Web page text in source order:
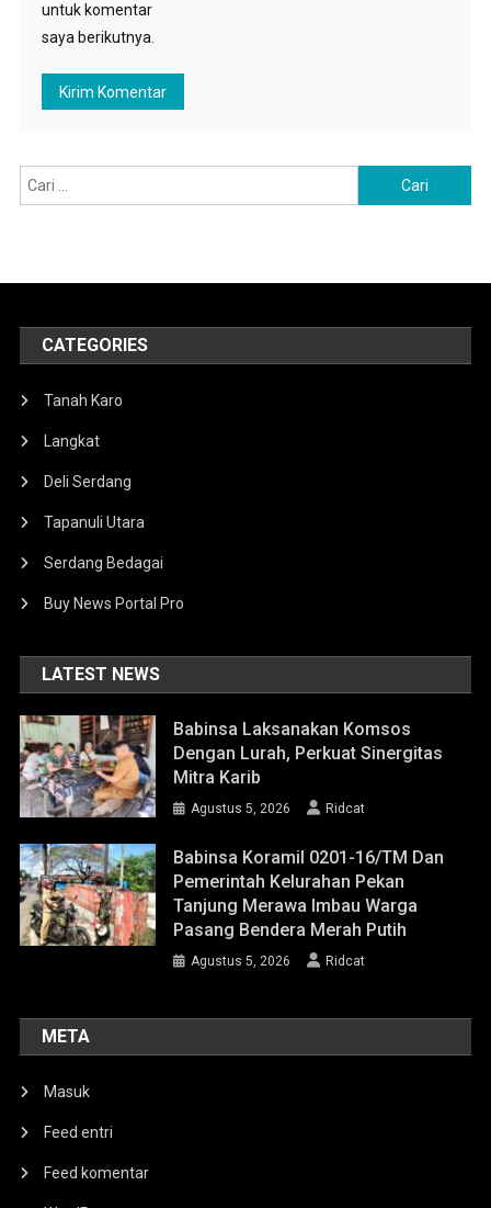
untuk komentar
saya berikutnya.
untuk:
CATEGORIES
Tanah Karo
Langkat
Deli Serdang
Tapanuli Utara
Serdang Bedagai
Buy News Portal Pro
LATEST NEWS
Babinsa Laksanakan Komsos
Dengan Lurah, Perkuat Sinergitas
Mitra Karib
Agustus 5, 2026 Ridcat
Babinsa Koramil 0201-16/TM Dan
Pemerintah Kelurahan Pekan
Tanjung Merawa Imbau Warga
Pasang Bendera Merah Putih
Agustus 5, 2026 Ridcat
META
Masuk
Feed entri
Feed komentar